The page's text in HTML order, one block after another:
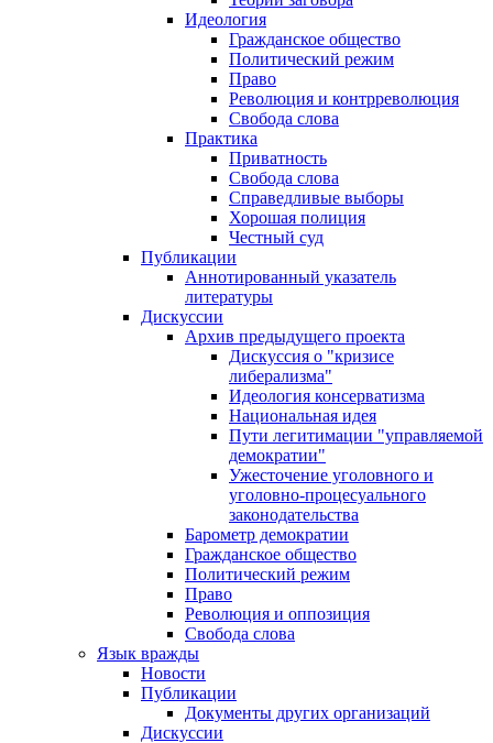
Идеология
Гражданское общество
Политический режим
Право
Революция и контрреволюция
Свобода слова
Практика
Приватность
Свобода слова
Справедливые выборы
Хорошая полиция
Честный суд
Публикации
Аннотированный указатель
литературы
Дискуссии
Архив предыдущего проекта
Дискуссия о "кризисе
либерализма"
Идеология консерватизма
Национальная идея
Пути легитимации "управляемой
демократии"
Ужесточение уголовного и
уголовно-процесуального
законодательства
Барометр демократии
Гражданское общество
Политический режим
Право
Революция и оппозиция
Свобода слова
Язык вражды
Новости
Публикации
Документы других организаций
Дискуссии